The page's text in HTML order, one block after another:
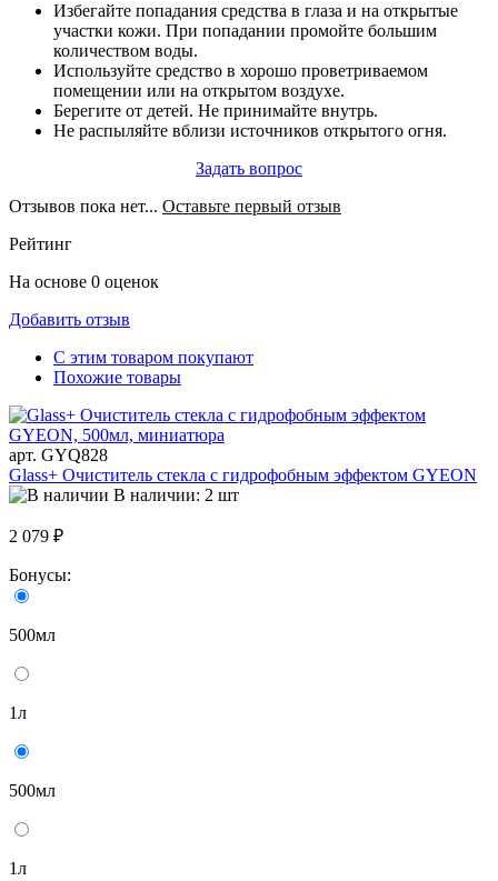
Избегайте попадания средства в глаза и на открытые
участки кожи. При попадании промойте большим
количеством воды.
Используйте средство в хорошо проветриваемом
помещении или на открытом воздухе.
Берегите от детей. Не принимайте внутрь.
Не распыляйте вблизи источников открытого огня.
Задать вопрос
Отзывов пока нет... Оставьте первый отзыв
Рейтинг
На основе 0 оценок
Добавить отзыв
С этим товаром покупают
Похожие товары
арт. GYQ828
Glass+ Очиститель стекла с гидрофобным эффектом GYEON
В наличии: 2 шт
2 079 ₽
Бонусы:
500мл
1л
500мл
1л